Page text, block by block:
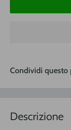
Condividi questo
Descrizione